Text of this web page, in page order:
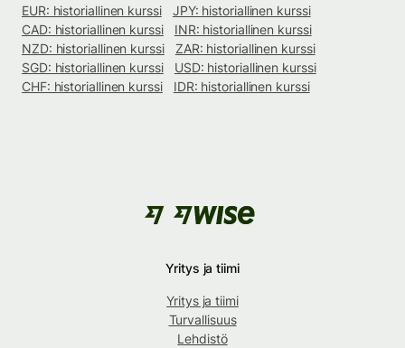
EUR: historiallinen kurssi
JPY: historiallinen kurssi
CAD: historiallinen kurssi
INR: historiallinen kurssi
NZD: historiallinen kurssi
ZAR: historiallinen kurssi
SGD: historiallinen kurssi
USD: historiallinen kurssi
CHF: historiallinen kurssi
IDR: historiallinen kurssi
Yritys ja tiimi
Yritys ja tiimi
Turvallisuus
Lehdistö